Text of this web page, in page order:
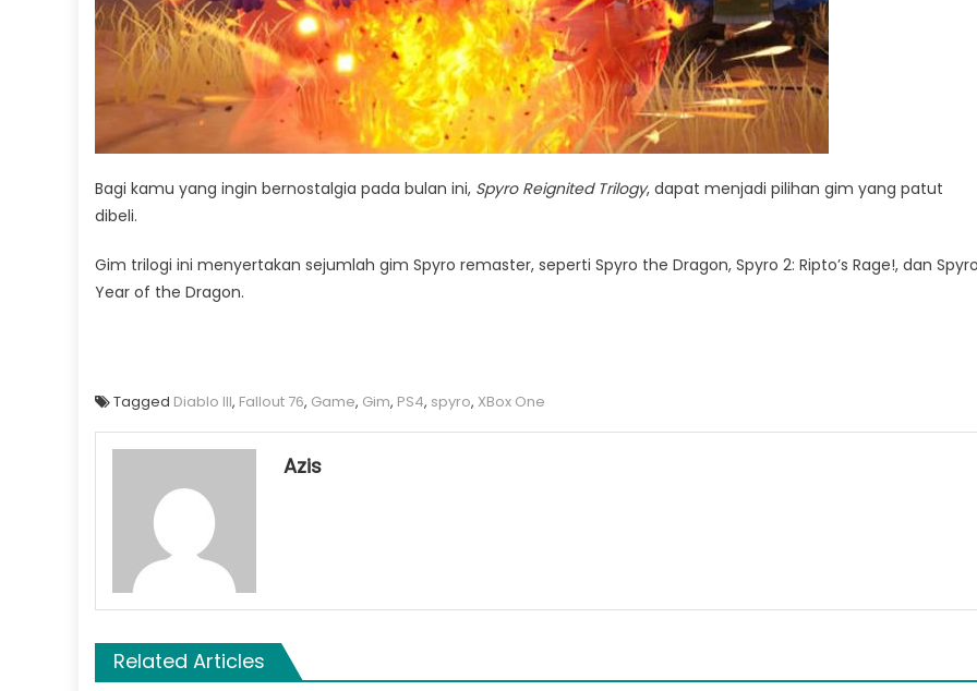
Bagi kamu yang ingin bernostalgia pada bulan ini, Spyro Reignited Trilogy, dapat menjadi pilihan gim yang patut
dibeli.
Gim trilogi ini menyertakan sejumlah gim Spyro remaster, seperti Spyro the Dragon, Spyro 2: Ripto’s Rage!, dan
Year of the Dragon.
Tagged Diablo III, Fallout 76, Game, Gim, PS4, spyro, XBox One
Azis
Related Articles